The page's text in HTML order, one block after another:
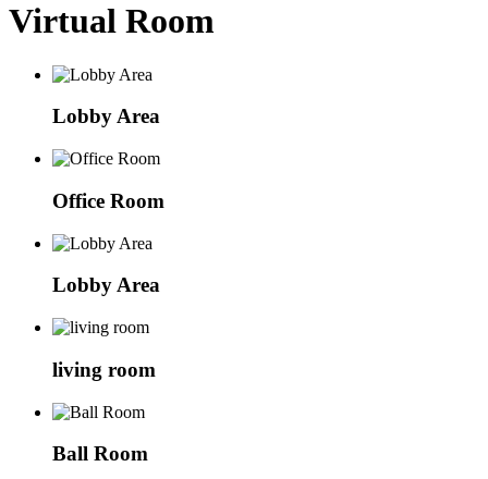
Virtual Room
Lobby Area
Office Room
Lobby Area
living room
Ball Room